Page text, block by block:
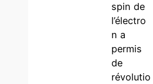
spin de
l’électro
n a
permis
de
révolutio